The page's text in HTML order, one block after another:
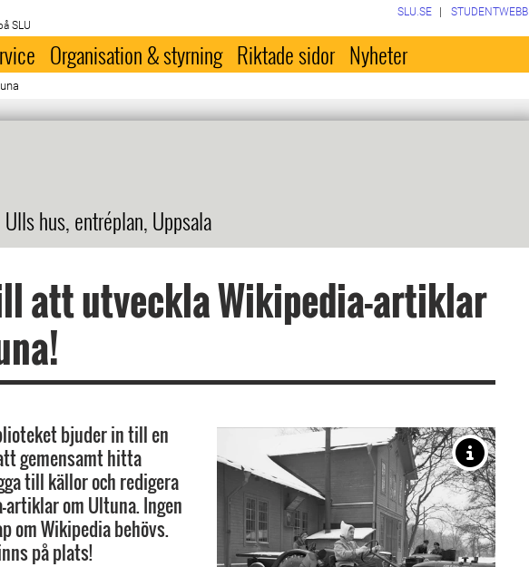
SLU
SLU.SE STUDENTWEBB
Organisation & styrning Riktade sidor Nyheter
Ulls hus, entréplan, Uppsala
att utveckla Wikipedia-artiklar
bjuder in till en
gemensamt hitta
till källor och redigera
om Ultuna. Ingen
om Wikipedia behövs.
på plats!